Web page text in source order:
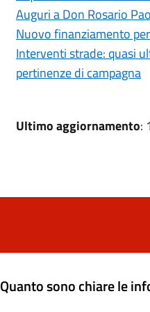
Auguri a Don Rosario
Nuovo finanziamento
Interventi strade: quasi
pertinenze di campagna
Ultimo aggiornamento:
Quanto sono chiare le